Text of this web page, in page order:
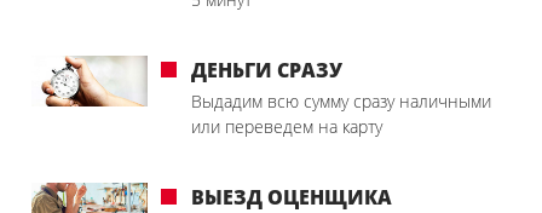
ДЕНЬГИ СРАЗУ
Выдадим всю сумму сразу наличными
или переведем на карту
ВЫЕЗД ОЦЕНЩИКА